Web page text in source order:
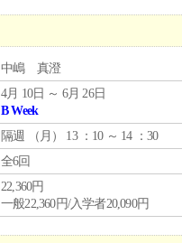
中嶋 真澄
4月 10日 ～ 6月 26日
B Week
隔週 （ 月 ） 13 ：10 ～ 14 ：30
全6回
22,360円
一般22,360円/入学者20,090円